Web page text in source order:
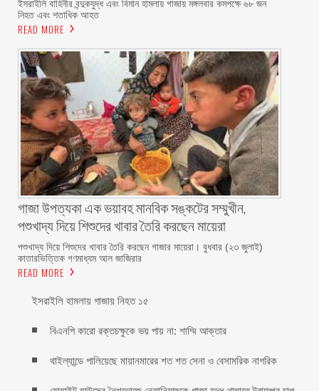
ইসরাইলি বাহিনীর বন্দুকযুদ্ধ এবং বিমান হামলায় গাজায় মঙ্গলবার কমপক্ষে ৬৮ জন
নিহত এবং শতাধিক আহত
READ MORE
গাজা উপত্যকা এক ভয়াবহ মানবিক সঙ্কটের সম্মুখীন,
পশুখাদ্য দিয়ে শিশুদের খাবার তৈরি করছেন মায়েরা
পশুখাদ্য দিয়ে শিশুদের খাবার তৈরি করছেন গাজার মায়েরা। বুধবার (২৩ জুলাই)
কাতারভিত্তিক গণমাধ্যম আল জাজিরার
READ MORE
ইসরাইলি হামলায় গাজায় নিহত ১৫
বিএনপি কারো রক্তচক্ষুকে ভয় পায় না: শাম্মি আক্তার
থাইল্যান্ডে পালিয়েছে মায়ানমারের শত শত সেনা ও বেসামরিক নাগরিক